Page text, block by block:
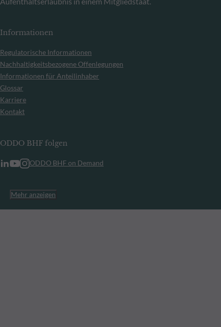
Informationen
Regulatorische Informationen
Nachhaltigkeitsbezogene Offenlegungen
Informationen für Anteilinhaber
Glossar
Karriere
Kontakt
ODDO BHF folgen
ODDO BHF on Demand
Mehr anzeigen